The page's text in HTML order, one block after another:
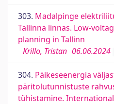
303. Madalpinge
Tallinna linnas. Low-
planning in Tallinn
Krillo, Tristan 06.06.2024
304. Päikeseenergia
päritolutunnistuste
tühistamine.